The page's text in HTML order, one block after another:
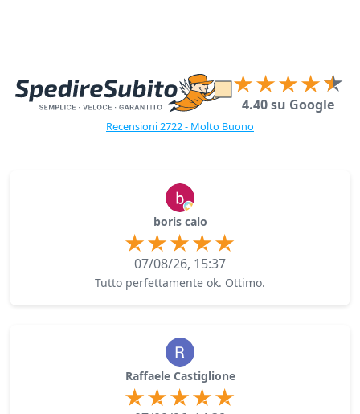
4.40 su Google
Recensioni 2722 - Molto Buono
boris calo
07/08/26, 15:37
Tutto perfettamente ok. Ottimo.
Raffaele Castiglione